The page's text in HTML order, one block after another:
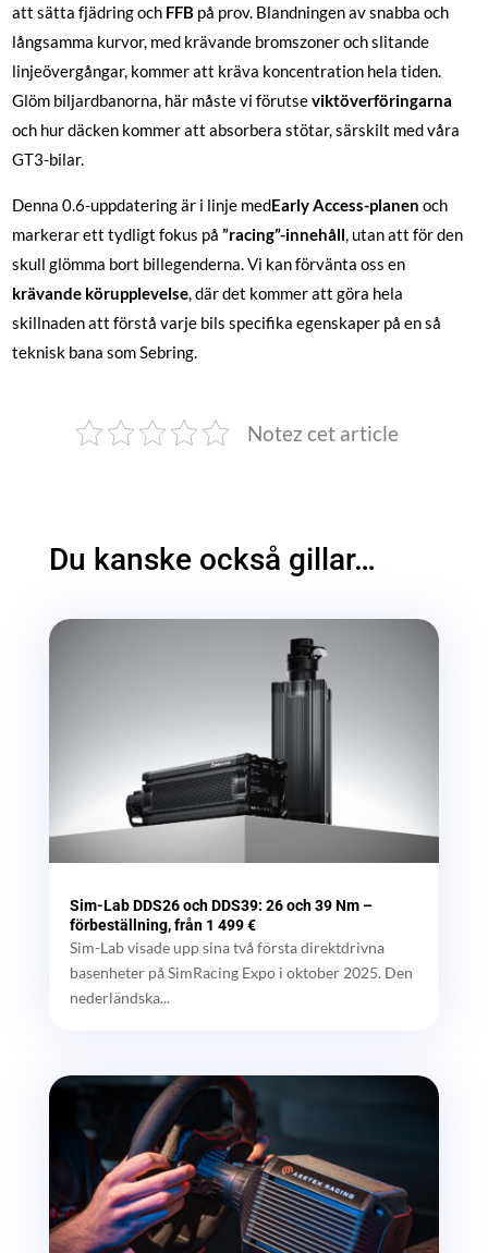
att sätta fjädring och FFB på prov. Blandningen av snabba och
långsamma kurvor, med krävande bromszoner och slitande
linjeövergångar, kommer att kräva koncentration hela tiden.
Glöm biljardbanorna, här måste vi förutseviktöverföringarna
och hur däcken kommer att absorbera stötar, särskilt med våra
GT3-bilar.
Denna 0.6-uppdatering är i linje medEarly Access-planen och
markerar ett tydligt fokus på”racing”-innehåll, utan att för den
skull glömma bort billegenderna. Vi kan förvänta oss en
krävande körupplevelse, där det kommer att göra hela
skillnaden att förstå varje bils specifika egenskaper på en så
teknisk bana som Sebring.
Notez cet article
Du kanske också gillar…
Sim-Lab DDS26 och DDS39: 26 och 39 Nm –
förbeställning, från 1 499 €
Sim-Lab visade upp sina två första direktdrivna
basenheter på SimRacing Expo i oktober 2025. Den
nederländska...